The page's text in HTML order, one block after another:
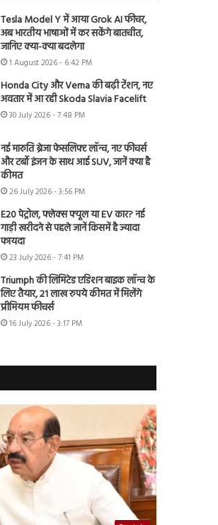
Tesla Model Y में आया Grok AI फीचर,
अब भारतीय भाषाओं में कर सकेंगे बातचीत,
जानिए क्या-क्या बदलेगा
1 August 2026 - 6:42 PM
Honda City और Verna की बढ़ी टेंशन, नए
अवतार में आ रही Skoda Slavia Facelift
30 July 2026 - 7:48 PM
नई मारुति ब्रेजा फेसलिफ्ट लॉन्च, नए फीचर्स
और टर्बो इंजन के साथ आई SUV, जानें क्या है
कीमत
26 July 2026 - 3:56 PM
E20 पेट्रोल, फ्लेक्स फ्यूल या EV कार? नई
गाड़ी खरीदने से पहले जानें किसमें है ज्यादा
फायदा
23 July 2026 - 7:41 PM
Triumph की लिमिटेड एडिशन बाइक लॉन्च के
लिए तैयार, 21 लाख रुपये कीमत में मिलेंगे
प्रीमियम फीचर्स
16 July 2026 - 3:17 PM